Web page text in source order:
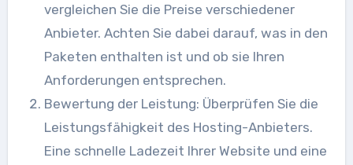
vergleichen Sie die Preise verschiedener
Anbieter. Achten Sie dabei darauf, was in den
Paketen enthalten ist und ob sie Ihren
Anforderungen entsprechen.
Bewertung der Leistung: Überprüfen Sie die
Leistungsfähigkeit des Hosting-Anbieters.
Eine schnelle Ladezeit Ihrer Website und eine